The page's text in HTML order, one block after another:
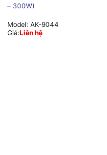
– 300W)
Model: AK-9044
Giá:Liên hệ